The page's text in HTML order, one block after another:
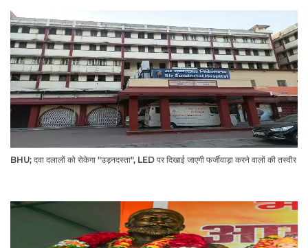
BHU; दवा दलालों को रोकेगा "उड़नदस्ता", LED पर दिखाई जाएगी फर्जीवाड़ा करने वालों की तस्वीर